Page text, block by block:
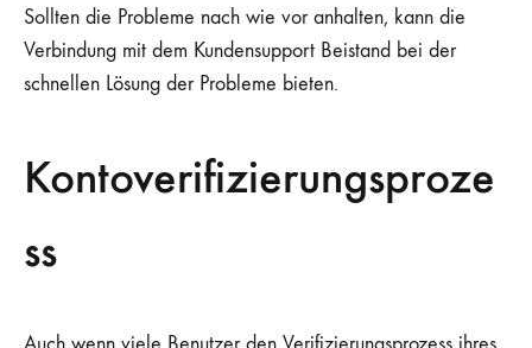
Sollten die Probleme nach wie vor anhalten, kann die
Verbindung mit dem Kundensupport Beistand bei der
schnellen Lösung der Probleme bieten.
Kontoverifizierungsproze
ss